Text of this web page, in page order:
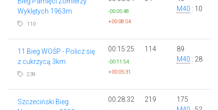
Wyklętych 1963m
110
-00:05:48
+00:08:54
M40 : 10
11 Bieg WOŚP - Policz się
z cukrzycą 3km
239
00:15:25
-00:11:54
+00:05:31
114
89
M40 : 28
Szczeciński Bieg
00:28:32 219
175